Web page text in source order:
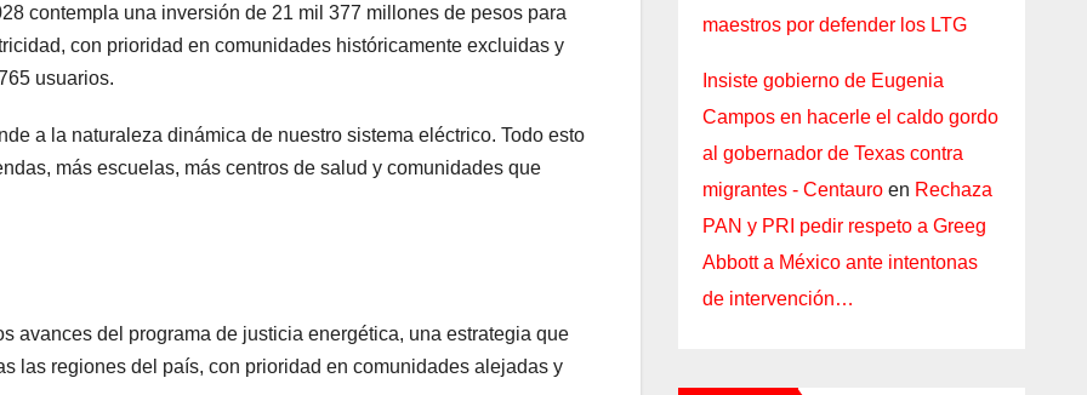
contempla una inversión de 21 mil 377 millones de pesos para
con prioridad en comunidades históricamente excluidas y
usuarios.
a la naturaleza dinámica de nuestro sistema eléctrico. Todo esto
más escuelas, más centros de salud y comunidades que
avances del programa de justicia energética, una estrategia que
las regiones del país, con prioridad en comunidades alejadas y
maestros por defender los LTG
Insiste gobierno de Eugenia
Campos en hacerle el caldo gordo
al gobernador de Texas contra
migrantes - Centauroen Rechaza
PAN y PRI pedir respeto a Greeg
Abbott a México ante intentonas
de intervención…